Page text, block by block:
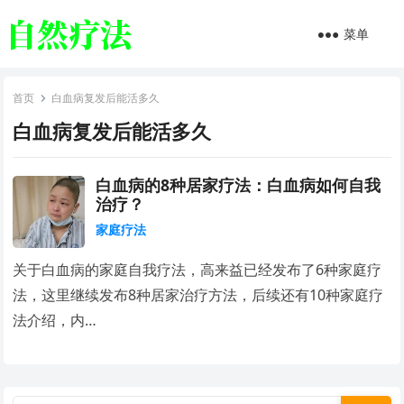
菜单
首页 白血病复发后能活多久
白血病复发后能活多久
白血病的8种居家疗法：白血病如何自我
治疗？
家庭疗法
关于白血病的家庭自我疗法，高来益已经发布了6种家庭疗
法，这里继续发布8种居家治疗方法，后续还有10种家庭疗
法介绍，内…